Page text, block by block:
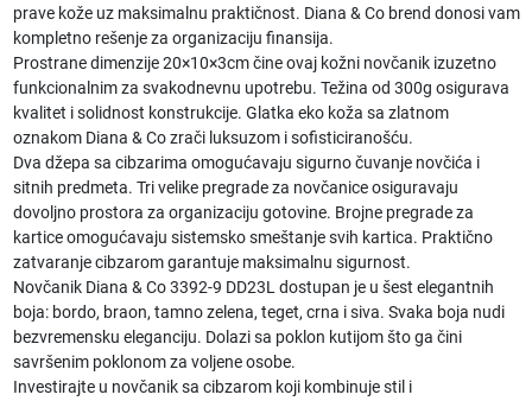
prave kože uz maksimalnu praktičnost. Diana & Co brend donosi vam
kompletno rešenje za organizaciju finansija.
Prostrane dimenzije 20×10×3cm čine ovaj kožni novčanik izuzetno
funkcionalnim za svakodnevnu upotrebu. Težina od 300g osigurava
kvalitet i solidnost konstrukcije. Glatka eko koža sa zlatnom
oznakom Diana & Co zrači luksuzom i sofisticiranošću.
Dva džepa sa cibzarima omogućavaju sigurno čuvanje novčića i
sitnih predmeta. Tri velike pregrade za novčanice osiguravaju
dovoljno prostora za organizaciju gotovine. Brojne pregrade za
kartice omogućavaju sistemsko smeštanje svih kartica. Praktično
zatvaranje cibzarom garantuje maksimalnu sigurnost.
Novčanik Diana & Co 3392-9 DD23L dostupan je u šest elegantnih
boja: bordo, braon, tamno zelena, teget, crna i siva. Svaka boja nudi
bezvremensku eleganciju. Dolazi sa poklon kutijom što ga čini
savršenim poklonom za voljene osobe.
Investirajte u novčanik sa cibzarom koji kombinuje stil i